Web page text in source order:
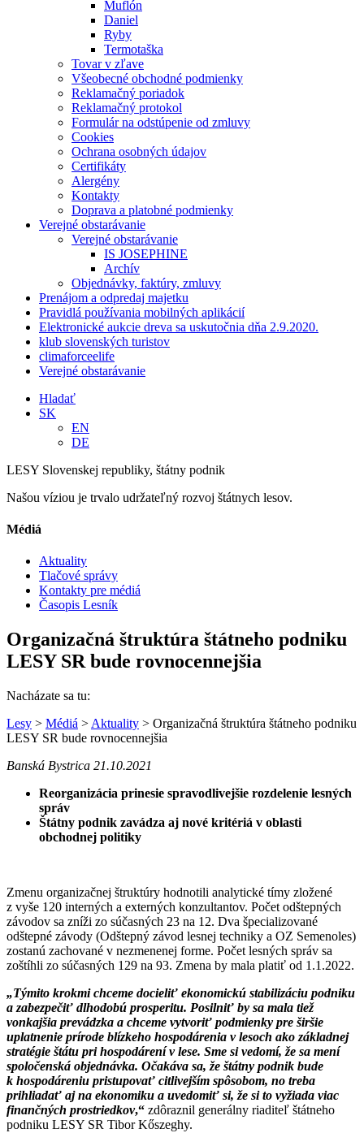
Muflón
Daniel
Ryby
Termotaška
Tovar v zľave
Všeobecné obchodné podmienky
Reklamačný poriadok
Reklamačný protokol
Formulár na odstúpenie od zmluvy
Cookies
Ochrana osobných údajov
Certifikáty
Alergény
Kontakty
Doprava a platobné podmienky
Verejné obstarávanie
Verejné obstarávanie
IS JOSEPHINE
Archív
Objednávky, faktúry, zmluvy
Prenájom a odpredaj majetku
Pravidlá používania mobilných aplikácií
Elektronické aukcie dreva sa uskutočnia dňa 2.9.2020.
klub slovenských turistov
climaforceelife
Verejné obstarávanie
Hladať
SK
EN
DE
LESY Slovenskej republiky, štátny podnik
Našou víziou je trvalo udržateľný rozvoj štátnych lesov.
Médiá
Aktuality
Tlačové správy
Kontakty pre médiá
Časopis Lesník
Organizačná štruktúra štátneho podniku
LESY SR bude rovnocennejšia
Nacházate sa tu:
Lesy > Médiá > Aktuality > Organizačná štruktúra štátneho podniku
LESY SR bude rovnocennejšia
Banská Bystrica 21.10.2021
Reorganizácia prinesie spravodlivejšie rozdelenie lesných
správ
Štátny podnik zavádza aj nové kritériá v oblasti
obchodnej politiky
Zmenu organizačnej štruktúry hodnotili analytické tímy zložené
z vyše 120 interných a externých konzultantov. Počet odštepných
závodov sa zníži zo súčasných 23 na 12. Dva špecializované
odštepné závody (Odštepný závod lesnej techniky a OZ Semenoles)
zostanú zachované v nezmenenej forme. Počet lesných správ sa
zoštíhli zo súčasných 129 na 93. Zmena by mala platiť od 1.1.2022.
„Týmito krokmi chceme docieliť ekonomickú stabilizáciu podniku
a zabezpečiť dlhodobú prosperitu. Posilniť by sa mala tiež
vonkajšia prevádzka a chceme vytvoriť podmienky pre širšie
uplatnenie prírode blízkeho hospodárenia v lesoch ako základnej
stratégie štátu pri hospodárení v lese. Sme si vedomí, že sa mení
spoločenská objednávka. Očakáva sa, že štátny podnik bude
k hospodáreniu pristupovať citlivejším spôsobom, no treba
prihliadať aj na ekonomiku a uvedomiť si, že si to vyžiada viac
finančných prostriedkov,“ zdôraznil generálny riaditeľ štátneho
podniku LESY SR Tibor Kőszeghy.